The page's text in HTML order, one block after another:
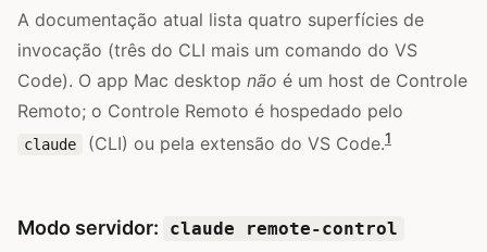
A documentação atual lista quatro superfícies de
invocação (três do CLI mais um comando do VS
Code). O app Mac desktop não é um host de Controle
Remoto; o Controle Remoto é hospedado pelo
claude (CLI) ou pela extensão do VS Code.1
Modo servidor: claude remote-control